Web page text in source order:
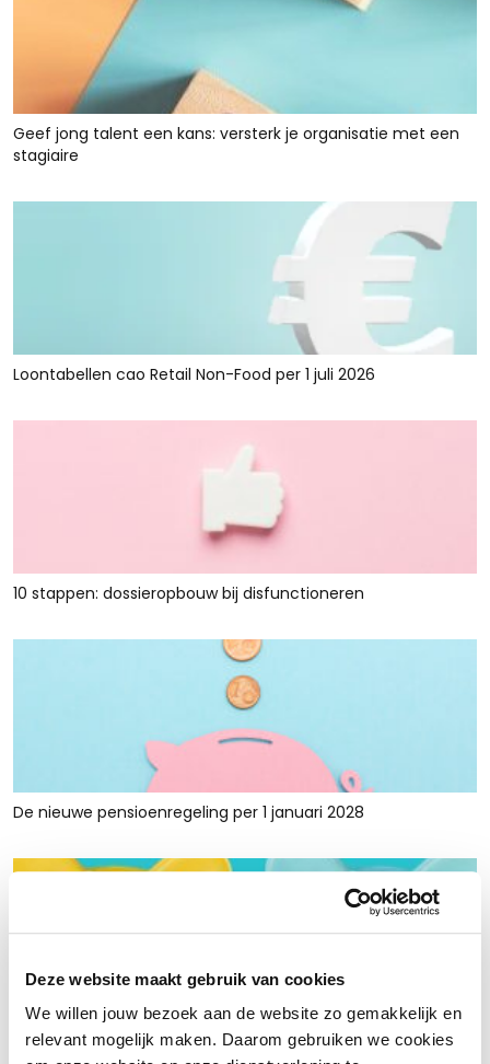
Deze website maakt gebruik van cookies
We willen jouw bezoek aan de website zo gemakkelijk en
relevant mogelijk maken. Daarom gebruiken we cookies
Geef jong talent een kans: versterk je organisatie met een
stagiaire
Loontabellen cao Retail Non-Food per 1 juli 2026
10 stappen: dossieropbouw bij disfunctioneren
De nieuwe pensioenregeling per 1 januari 2028
Rust en ruimte met werkkapitaalfinanciering: voor retailers
die tijdelijk krap zitten